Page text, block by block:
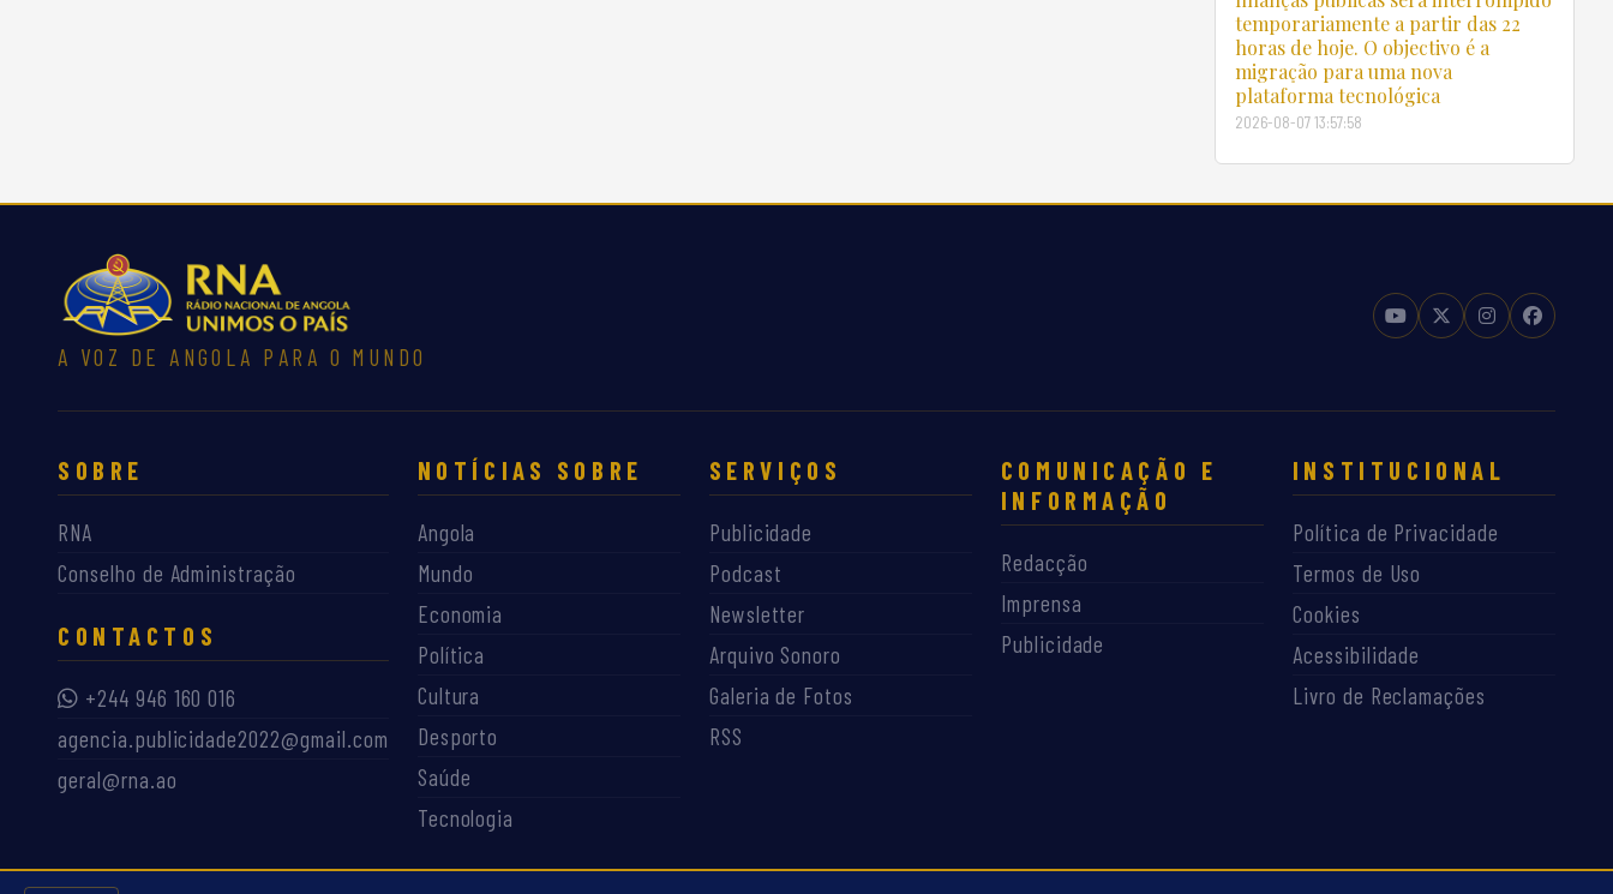
temporariamente a partir das 22
horas de hoje. O objectivo é a
migração para uma nova
plataforma tecnológica
2026-08-07 13:57:58
A VOZ DE ANGOLA PARA O MUNDO
SOBRE
RNA
Conselho de Administração
CONTACTOS
+244 946 160 016
agencia.publicidade2022@gmail.com
geral@rna.ao
NOTÍCIAS SOBRE
Angola
Mundo
Economia
Política
Cultura
Desporto
Saúde
Tecnologia
SERVIÇOS
Publicidade
Podcast
Newsletter
Arquivo Sonoro
Galeria de Fotos
RSS
COMUNICAÇÃO E
INFORMAÇÃO
Redacção
Imprensa
Publicidade
INSTITUCIONAL
Política de Privacidade
Termos de Uso
Cookies
Acessibilidade
Livro de Reclamações